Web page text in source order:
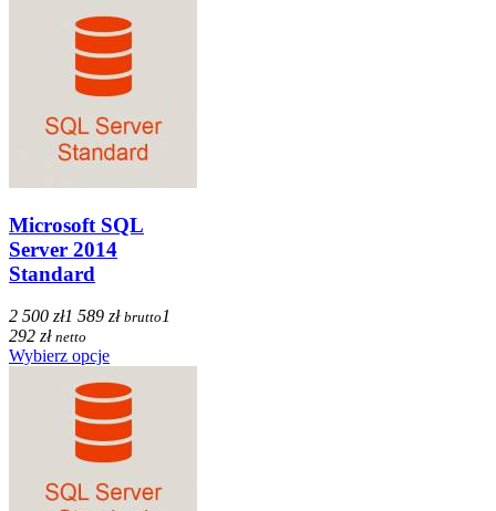
Microsoft SQL
Server 2014
Standard
2 500 zł1 589 zł brutto 1
292 zł netto
Wybierz opcje